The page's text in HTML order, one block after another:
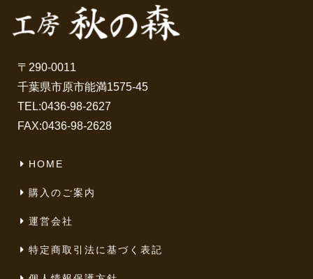
〒290-0011
千葉県市原市能満1575-45
TEL:0436-98-2627
FAX:0436-98-2628
HOME
購入のご案内
運営会社
特定商取引法に基づく表記